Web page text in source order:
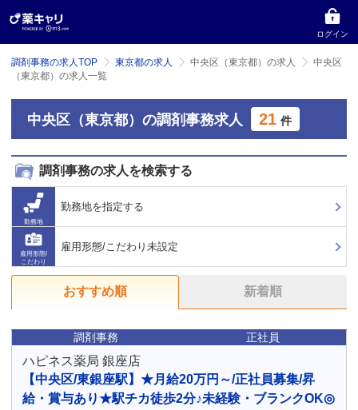
ログイン
調剤事務の求人TOP 東京都の求人 中央区（東京都）の求人
中央区
（東京都）の求人一覧
中央区（東京都）の調剤事務求人 21 件
調剤事務の求人を検索する
勤務地
勤務地を指定する
雇用形態/
こだわり
雇用形態/こだわり未設定
おすすめ順 新着順
調剤事務 正社員
ハピネス薬局 銀座店
【中央区/東銀座駅】★月給20万円～/正社員募集/昇
給・賞与あり★駅チカ徒歩2分♪未経験・ブランクOK◎